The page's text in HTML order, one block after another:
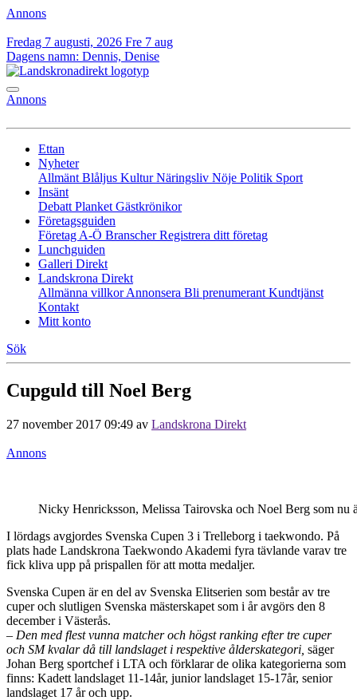
Annons
Fredag 7 augusti, 2026 Fre 7 aug
Dagens namn: Dennis, Denise
Annons
Ettan
Nyheter
Allmänt Blåljus KulturNäringsliv Nöje Politik Sport
Insänt
Debatt Planket Gästkrönikor
Företagsguiden
Företag A-Ö BranscherRegistrera ditt företag
Lunchguiden
Galleri Direkt
Landskrona Direkt
Allmänna villkorAnnonsera Bli prenumerant Kundtjänst
Kontakt
Mitt konto
Sök
Cupguld till Noel Berg
27 november 2017 09:49 av Landskrona Direkt
Annons
Nicky Henricksson, Melissa Tairovska och Noel Berg som nu
I lördags avgjordes Svenska Cupen 3 i Trelleborg i taekwondo. På
plats hade Landskrona Taekwondo Akademi fyra tävlande varav tre
fick kliva upp på prispallen för att motta medaljer.
Svenska Cupen är en del av Svenska Elitserien som består av tre
cuper och slutligen Svenska mästerskapet som i år avgörs den 8
december i Västerås.
– Den med flest vunna matcher och högst ranking efter tre cuper
och SM kvalar då till landslaget i respektive ålderskategori, säger
Johan Berg sportchef i LTA och förklarar de olika kategorierna som
finns: Kadett landslaget 11-14år, junior landslaget 15-17år, senior
landslaget 17 år och upp.